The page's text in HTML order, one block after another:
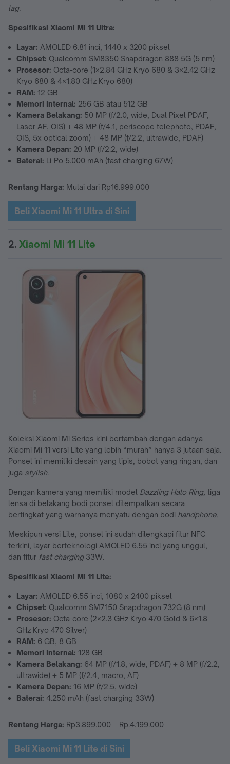
lag.
Spesifikasi Xiaomi Mi 11 Ultra:
Layar: AMOLED 6.81 inci, 1440 x 3200 piksel
Chipset: Qualcomm SM8350 Snapdragon 888 5G (5 nm)
Prosesor: Octa-core (1×2.84 GHz Kryo 680 & 3×2.42 GHz
Kryo 680 & 4×1.80 GHz Kryo 680)
RAM: 12 GB
Memori Internal: 256 GB atau 512 GB
Kamera Belakang: 50 MP (f/2.0, wide, Dual Pixel PDAF,
Laser AF, OIS) + 48 MP (f/4.1, periscope telephoto, PDAF,
OIS, 5x optical zoom) + 48 MP (f/2.2, ultrawide, PDAF)
Kamera Depan: 20 MP (f/2.2, wide)
Baterai: Li-Po 5.000 mAh (fast charging 67W)
Rentang Harga: Mulai dari Rp16.999.000
Beli Xiaomi Mi 11 Ultra di Sini
2. Xiaomi Mi 11 Lite
Koleksi Xiaomi Mi Series kini bertambah dengan adanya
Xiaomi Mi 11 versi Lite yang lebih “murah” hanya 3 jutaan saja.
Ponsel ini memiliki desain yang tipis, bobot yang ringan, dan
juga stylish.
Dengan kamera yang memiliki model Dazzling Halo Ring, tiga
lensa di belakang bodi ponsel ditempatkan secara
bertingkat yang warnanya menyatu dengan bodi handphone.
Meskipun versi Lite, ponsel ini sudah dilengkapi fitur NFC
terkini, layar berteknologi AMOLED 6.55 inci yang unggul,
dan fitur fast charging 33W.
Spesifikasi Xiaomi Mi 11 Lite:
Layar: AMOLED 6.55 inci, 1080 x 2400 piksel
Chipset: Qualcomm SM7150 Snapdragon 732G (8 nm)
Prosesor: Octa-core (2×2.3 GHz Kryo 470 Gold & 6×1.8
GHz Kryo 470 Silver)
RAM: 6 GB, 8 GB
Memori Internal: 128 GB
Kamera Belakang: 64 MP (f/1.8, wide, PDAF) + 8 MP (f/2.2,
ultrawide) + 5 MP (f/2.4, macro, AF)
Kamera Depan: 16 MP (f/2.5, wide)
Baterai: 4.250 mAh (fast charging 33W)
Rentang Harga: Rp3.899.000 – Rp.4.199.000
Beli Xiaomi Mi 11 Lite di Sini